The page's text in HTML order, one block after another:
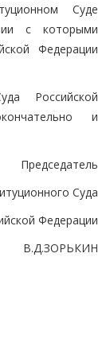
Суде
с которыми
Федерации
Российской
и
Председатель
Суда
Федерации
В.Д.ЗОРЬКИН